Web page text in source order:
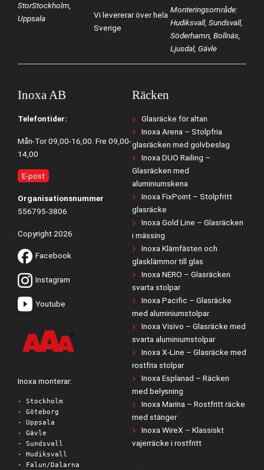
StorStockholm,
Uppsala
Vi levererar över hela
Sverige
Monteringsområde:
Hudiksvall, Sundsvall,
Söderhamn, Bollnäs,
Ljusdal, Gävle
Inoxa AB
Telefontider:
Mån-Tor 09,00-16,00. Fre 09,00-
14,00
E-post
Organisationsnummer
556795-3806
Copyright 2026
Facebook
Instagram
Youtube
Inoxa monterar:
- Stockholm
- Göteborg
- Uppsala
- Gävle
- Sundsvall
- Hudiksvall
- Falun/Dalarna
Räcken
Glasräcke för altan
Inoxa Arena – Stolpfria
glasräcken med golvbeslag
Inoxa DUO Railing –
Glasräcken med
aluminiumskena
Inoxa FixPoint – Stolpfritt
glasräcke
Inoxa Gold Line – Glasräcken
i mässing
Inoxa Klämfästen och
glasklämmor till glas
Inoxa NERO – Glasräcken
svarta stolpar
Inoxa Pacific – Glasräcke
med aluminiumstolpar
Inoxa Visivo – Glasräcke med
svarta aluminiumstolpar
Inoxa X-Line – Glasräcke med
rostfria stolpar
Inoxa Esplanad – Räcken
med belysning
Inoxa Marina – Rostfritt räcke
med stänger
Inoxa WireX – Klassiskt
vajerräcke i rostfritt